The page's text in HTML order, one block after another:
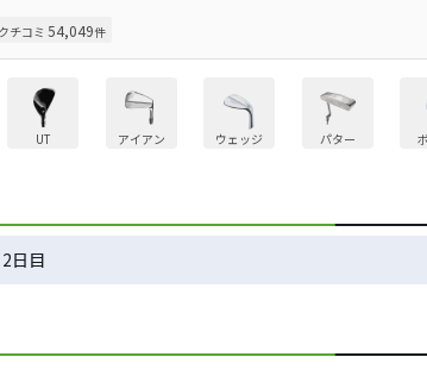
クチコミ 54,049件
UT アイアン ウェッジ パター
日目